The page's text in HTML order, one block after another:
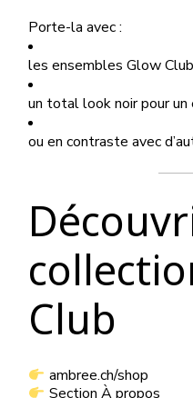
Porte-la avec :
les ensembles Glow Club
un total look noir pour
ou en contraste avec
Club
ambree.ch/shop
Section À propos